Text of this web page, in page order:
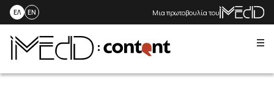
Skip
ΕΛ EN Μια πρωτοβουλία του